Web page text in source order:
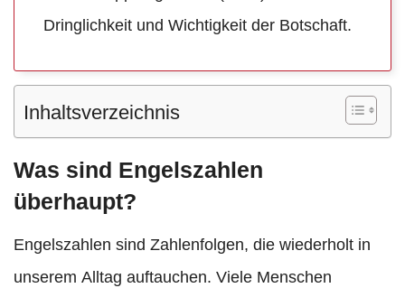
Dringlichkeit und Wichtigkeit der Botschaft.
Inhaltsverzeichnis
Was sind Engelszahlen
überhaupt?
Engelszahlen sind Zahlenfolgen, die wiederholt in
unserem Alltag auftauchen. Viele Menschen